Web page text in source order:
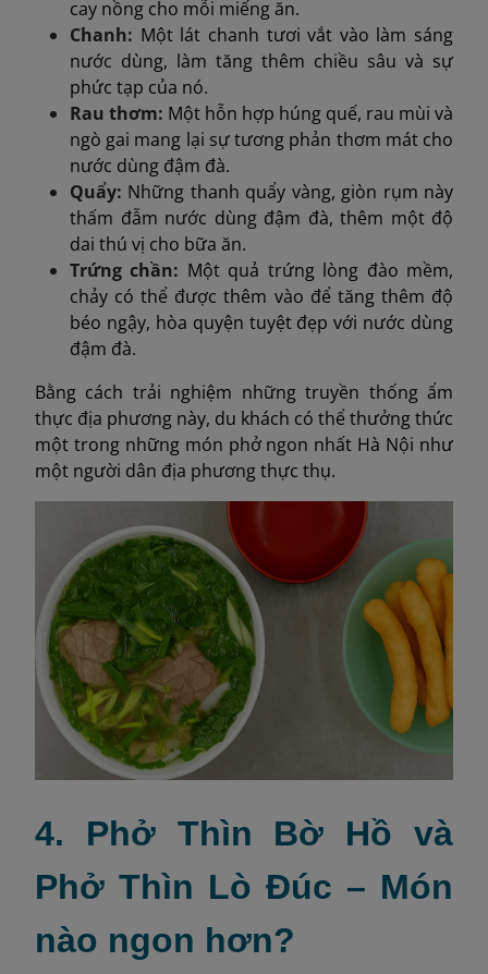
cay nồng cho mỗi miếng ăn.
Chanh: Một lát chanh tươi vắt vào làm sáng
nước dùng, làm tăng thêm chiều sâu và sự
phức tạp của nó.
Rau thơm: Một hỗn hợp húng quế, rau mùi và
ngò gai mang lại sự tương phản thơm mát cho
nước dùng đậm đà.
Quẩy: Những thanh quẩy vàng, giòn rụm này
thấm đẫm nước dùng đậm đà, thêm một độ
dai thú vị cho bữa ăn.
Trứng chần: Một quả trứng lòng đào mềm,
chảy có thể được thêm vào để tăng thêm độ
béo ngậy, hòa quyện tuyệt đẹp với nước dùng
đậm đà.
Bằng cách trải nghiệm những truyền thống ẩm
thực địa phương này, du khách có thể thưởng thức
một trong những món phở ngon nhất Hà Nội như
một người dân địa phương thực thụ.
4. Phở Thìn Bờ Hồ và
Phở Thìn Lò Đúc – Món
nào ngon hơn?